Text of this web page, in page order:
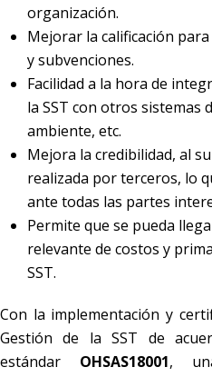
organización.
Mejorar la calificación
y subvenciones.
Facilidad a la hora de
la SST con otros sistemas
ambiente, etc.
Mejora la credibilidad, al
realizada por terceros, lo
ante todas las partes
Permite que se pueda
relevante de costos y
SST.
Con la implementación y
Gestión de la SST de
estándar OHSAS18001,